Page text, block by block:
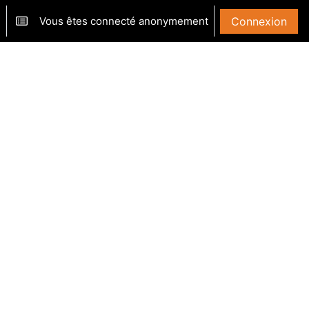
désactiver la saisie de recherche
Vous êtes connecté anonymement Connexion